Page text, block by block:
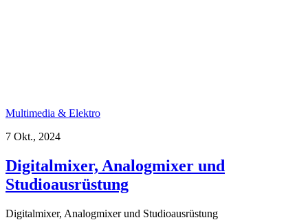
Multimedia & Elektro
7 Okt., 2024
Digitalmixer, Analogmixer und
Studioausrüstung
Digitalmixer, Analogmixer und Studioausrüstung